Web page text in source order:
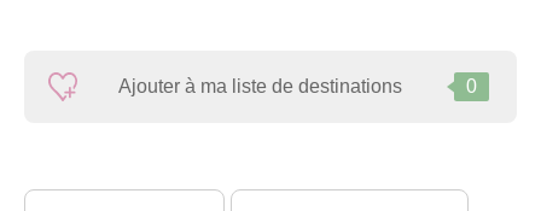
Ajouter à ma liste de destinations 0